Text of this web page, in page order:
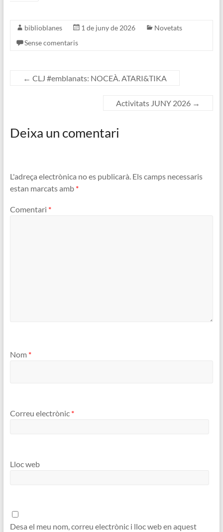
biblioblanes 1 de juny de 2026
Novetats
Sense comentaris
← CLJ #emblanats: NOCEÀ. ATARI&TIKA
Activitats JUNY 2026 →
Deixa un comentari
L'adreça electrònica no es publicarà. Els camps necessaris
estan marcats amb *
Comentari *
Nom *
Correu electrònic *
Lloc web
Desa el meu nom, correu electrònic i lloc web en aquest